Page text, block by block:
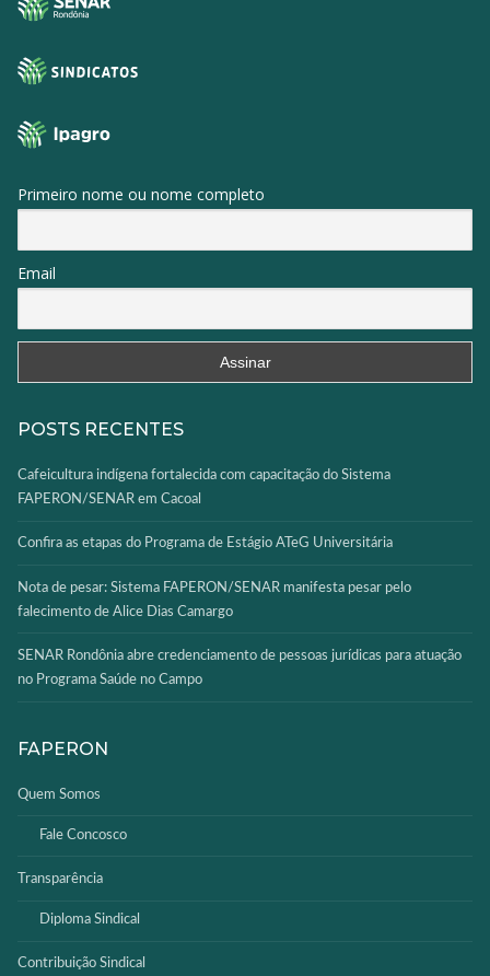
Primeiro nome ou nome completo
Email
POSTS RECENTES
Cafeicultura indígena fortalecida com capacitação do Sistema
FAPERON/SENAR em Cacoal
Confira as etapas do Programa de Estágio ATeG Universitária
Nota de pesar: Sistema FAPERON/SENAR manifesta pesar pelo
falecimento de Alice Dias Camargo
SENAR Rondônia abre credenciamento de pessoas jurídicas para atuação
no Programa Saúde no Campo
FAPERON
Quem Somos
Fale Concosco
Transparência
Diploma Sindical
Contribuição Sindical